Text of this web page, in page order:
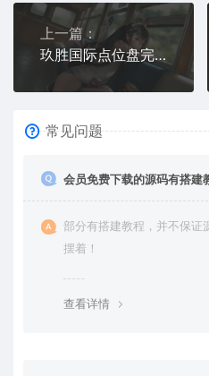
上一篇：
玖胜国际点位盘完整源码 时间盘双位盘+行情+脚本齐全
常见问题
会员免费下载的源码有搭建
部分有搭建教程，并不保证
摆着！
查看详情